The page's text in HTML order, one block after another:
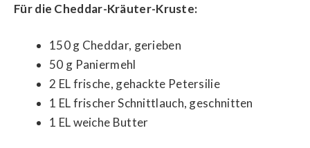
Für die Cheddar-Kräuter-Kruste:
150 g Cheddar, gerieben
50 g Paniermehl
2 EL frische, gehackte Petersilie
1 EL frischer Schnittlauch, geschnitten
1 EL weiche Butter